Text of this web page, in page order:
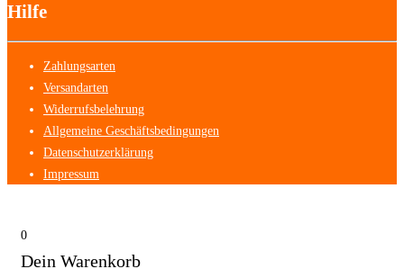
Hilfe
Zahlungsarten
Versandarten
Widerrufsbelehrung
Allgemeine Geschäftsbedingungen
Datenschutzerklärung
Impressum
0
Dein Warenkorb